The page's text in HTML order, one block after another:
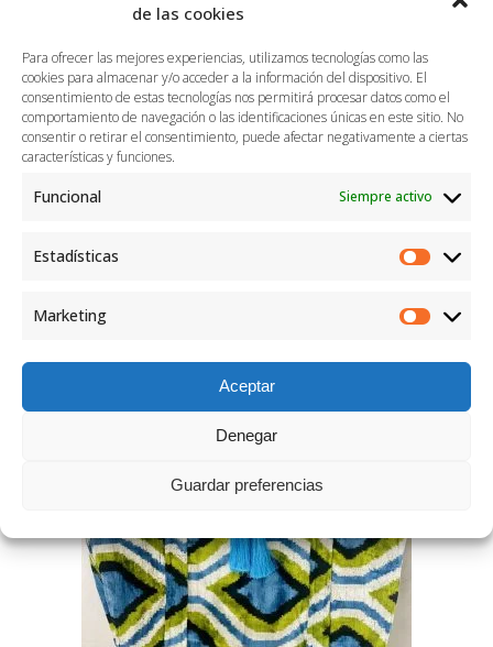
de las cookies
Para ofrecer las mejores experiencias, utilizamos tecnologías como las
cookies para almacenar y/o acceder a la información del dispositivo. El
consentimiento de estas tecnologías nos permitirá procesar datos como el
comportamiento de navegación o las identificaciones únicas en este sitio. No
consentir o retirar el consentimiento, puede afectar negativamente a ciertas
características y funciones.
Funcional Siempre activo
Estadísticas
Marketing
Aceptar
Denegar
Guardar preferencias
fucsia